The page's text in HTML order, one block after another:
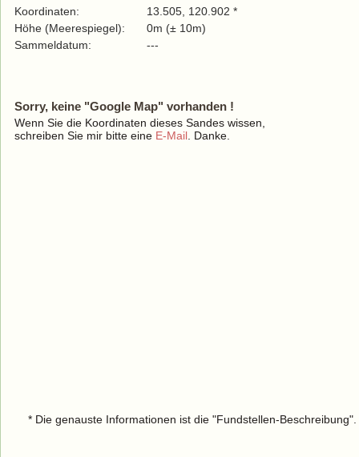
Koordinaten:
13.505, 120.902 *
Höhe (Meerespiegel):
0m (± 10m)
Sammeldatum:
---
Sorry, keine "Google Map" vorhanden !
Wenn Sie die Koordinaten dieses Sandes wissen,
schreiben Sie mir bitte eine E-Mail . Danke.
* Die genauste Informationen ist die "Fundstellen-